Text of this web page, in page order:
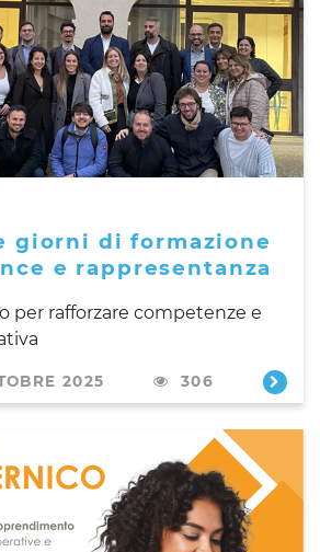
giorni di formazione
e rappresentanza
per rafforzare competenze e
2025 306